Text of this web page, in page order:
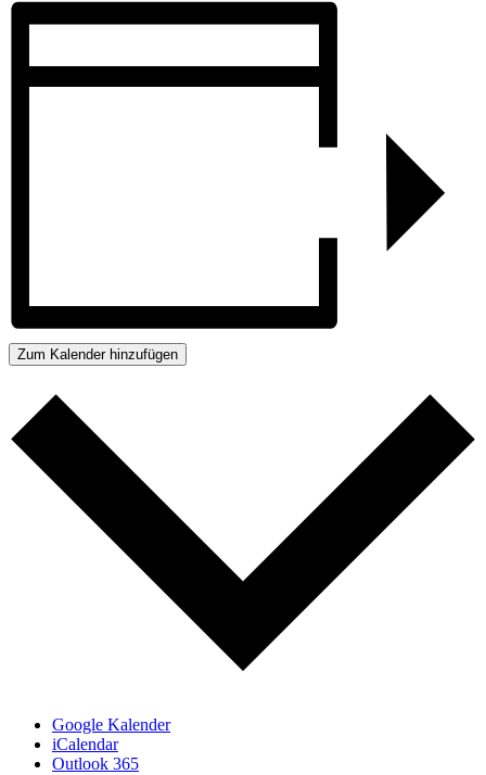
Zum Kalender hinzufügen
Google Kalender
iCalendar
Outlook 365